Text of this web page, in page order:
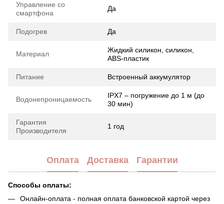
Управление со
смартфона
Да
Подогрев Да
Материал
Жидкий силикон, силикон,
ABS-пластик
Питание Встроенный аккумулятор
Водонепроницаемость
IPX7 – погружение до 1 м (до
30 мин)
Гарантия
Производителя
1 год
Оплата Доставка Гарантии
Способы оплаты:
Онлайн-оплата - полная оплата банковской картой через